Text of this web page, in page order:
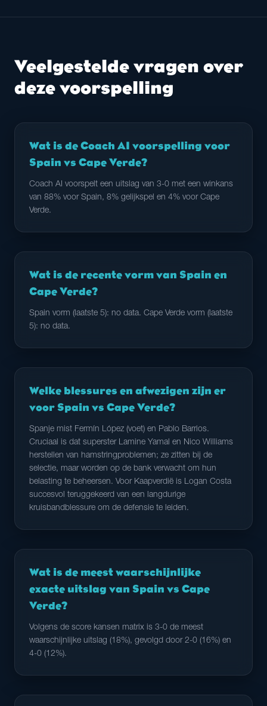
Veelgestelde vragen over
deze voorspelling
Wat is de Coach AI voorspelling voor
Spain vs Cape Verde?
Coach AI voorspelt een uitslag van 3-0 met een winkans
van 88% voor Spain, 8% gelijkspel en 4% voor Cape
Verde.
Wat is de recente vorm van Spain en
Cape Verde?
Spain vorm (laatste 5): no data. Cape Verde vorm (laatste
5): no data.
Welke blessures en afwezigen zijn er
voor Spain vs Cape Verde?
Spanje mist Fermín López (voet) en Pablo Barrios.
Cruciaal is dat superster Lamine Yamal en Nico Williams
herstellen van hamstringproblemen; ze zitten bij de
selectie, maar worden op de bank verwacht om hun
belasting te beheersen. Voor Kaapverdië is Logan Costa
succesvol teruggekeerd van een langdurige
kruisbandblessure om de defensie te leiden.
Wat is de meest waarschijnlijke
exacte uitslag van Spain vs Cape
Verde?
Volgens de score kansen matrix is 3-0 de meest
waarschijnlijke uitslag (18%), gevolgd door 2-0 (16%) en
4-0 (12%).